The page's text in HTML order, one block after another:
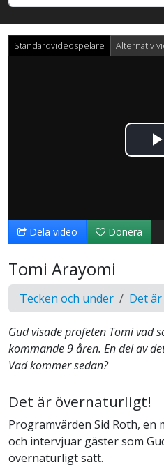
Standardvideospelare Alternativ
Dela video Donera
Tomi Arayomi
Tecken och under Det
Gud visade profeten Tomi vad
kommande 9 åren. En del av
Vad kommer sedan?
Det är övernaturligt!
Programvärden Sid Roth, en
och intervjuar gäster som
övernaturligt sätt.